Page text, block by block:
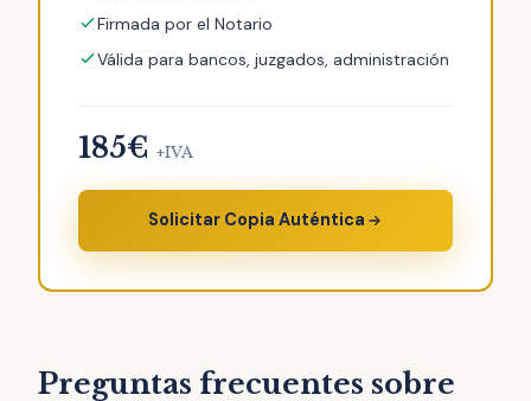
Firmada por el Notario
Válida para bancos, juzgados, administración
185€ +IVA
Solicitar Copia Auténtica
Preguntas frecuentes sobre